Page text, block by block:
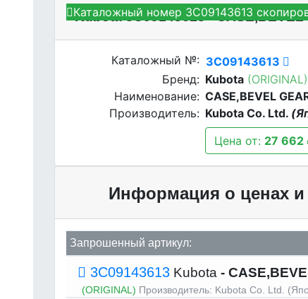
Kubota 3C09143613 - CASE,BEVEL
Каталожный №: 3C09143613
Бренд: Kubota (ORIGINAL)
Наименование: CASE,BEVEL
Производитель: Kubota Co. Ltd.
Цена от: 27 662
Каталожный номер 3C09143613
Информация о ценах и
Запрошенный артикул:
3C09143613 Kubota -
(ORIGINAL) Производитель: Kubota Co. Ltd.